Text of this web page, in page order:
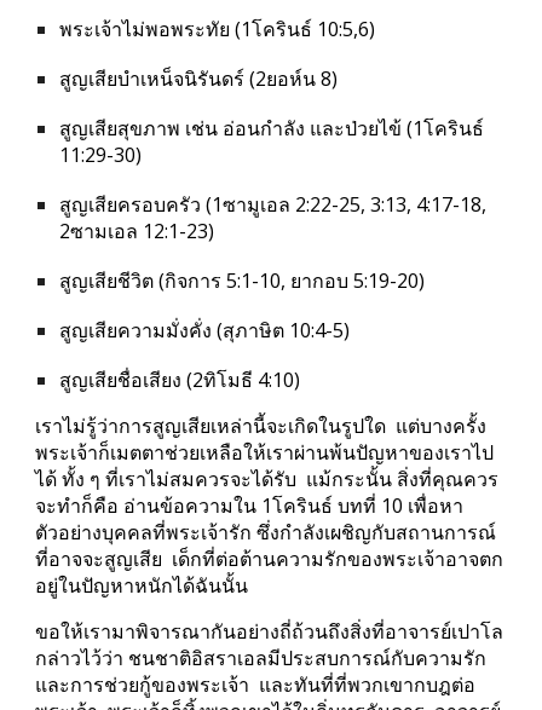
พระเจ้าไม่พอพระทัย (1โครินธ์ 10:5,6)
สูญเสียบำเหน็จนิรันดร์ (2ยอห์น 8)
สูญเสียสุขภาพ เช่น อ่อนกำลัง และป่วยไข้ (1โครินธ์
11:29-30)
สูญเสียครอบครัว (1ซามูเอล 2:22-25, 3:13, 4:17-18,
2ซามเอล 12:1-23)
สูญเสียชีวิต (กิจการ 5:1-10, ยากอบ 5:19-20)
สูญเสียความมั่งคั่ง (สุภาษิต 10:4-5)
สูญเสียชื่อเสียง (2ทิโมธี 4:10)
เราไม่รู้ว่าการสูญเสียเหล่านี้จะเกิดในรูปใด  แต่บางครั้ง
พระเจ้าก็เมตตาช่วยเหลือให้เราผ่านพ้นปัญหาของเราไป
ได้ ทั้ง ๆ ที่เราไม่สมควรจะได้รับ  แม้กระนั้น สิ่งที่คุณควร
จะทำก็คือ อ่านข้อความใน 1โครินธ์ บทที่ 10 เพื่อหา
ตัวอย่างบุคคลที่พระเจ้ารัก ซึ่งกำลังเผชิญกับสถานการณ์
ที่อาจจะสูญเสีย  เด็กที่ต่อต้านความรักของพระเจ้าอาจตก
อยู่ในปัญหาหนักได้ฉันนั้น
ขอให้เรามาพิจารณากันอย่างถี่ถ้วนถึงสิ่งที่อาจารย์เปาโล
กล่าวไว้ว่า ชนชาติอิสราเอลมีประสบการณ์กับความรัก
และการช่วยกู้ของพระเจ้า  และทันที่ที่พวกเขากบฎต่อ